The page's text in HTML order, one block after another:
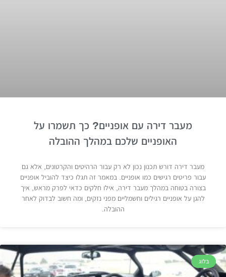
מעבר דירה עם אופניים? כך תשמרו על
האופניים שלכם במהלך ההובלה
מעבר דירה דורש תכנון נכון לא רק עבור הרהיטים והקרטונים, אלא גם
עבור פריטים רגישים כמו אופניים. במאמר זה תגלו כיצד להוביל אופניים
בצורה בטוחה במהלך מעבר דירה, אילו חלקים כדאי לפרק מראש, איך
להגן על אופניים רגילים וחשמליים מפני נזקים, ומה חשוב לבדוק לאחר
ההובלה.
בלוג